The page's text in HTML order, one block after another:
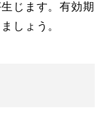
じます。有効期
しょう。